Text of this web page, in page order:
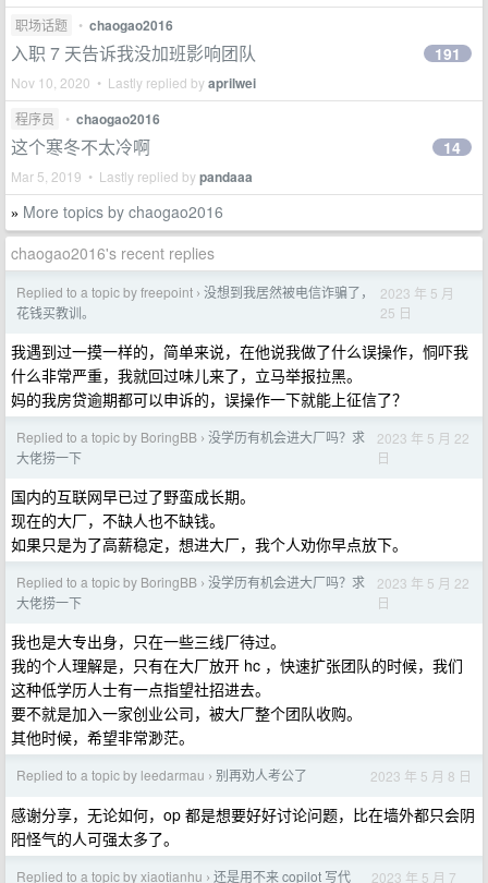
职场话题 • chaogao2016
入职 7 天告诉我没加班影响团队
Nov 10, 2020 • Lastly replied byaprilwei
191
程序员 • chaogao2016
这个寒冬不太冷啊
Mar 5, 2019 • Lastly replied bypandaaa
14
» More topics by chaogao2016
chaogao2016's recent replies
Replied to a topic by freepoint › 没想到我居然被电信诈骗了，
花钱买教训。
2023 年 5 月
25 日
我遇到过一摸一样的，简单来说，在他说我做了什么误操作，恫吓我
什么非常严重，我就回过味儿来了，立马举报拉黑。
妈的我房贷逾期都可以申诉的，误操作一下就能上征信了？
Replied to a topic by BoringBB › 没学历有机会进大厂吗？求
大佬捞一下
2023 年 5 月 22
日
国内的互联网早已过了野蛮成长期。
现在的大厂，不缺人也不缺钱。
如果只是为了高薪稳定，想进大厂，我个人劝你早点放下。
Replied to a topic by BoringBB › 没学历有机会进大厂吗？求
大佬捞一下
2023 年 5 月 22
日
我也是大专出身，只在一些三线厂待过。
我的个人理解是，只有在大厂放开 hc ，快速扩张团队的时候，我们
这种低学历人士有一点指望社招进去。
要不就是加入一家创业公司，被大厂整个团队收购。
其他时候，希望非常渺茫。
Replied to a topic by leedarmau › 别再劝人考公了 2023 年 5 月 8 日
感谢分享，无论如何，op 都是想要好好讨论问题，比在墙外都只会阴
阳怪气的人可强太多了。
Replied to a topic by xiaotianhu › 还是用不来 copilot 写代 2023 年 5 月 7